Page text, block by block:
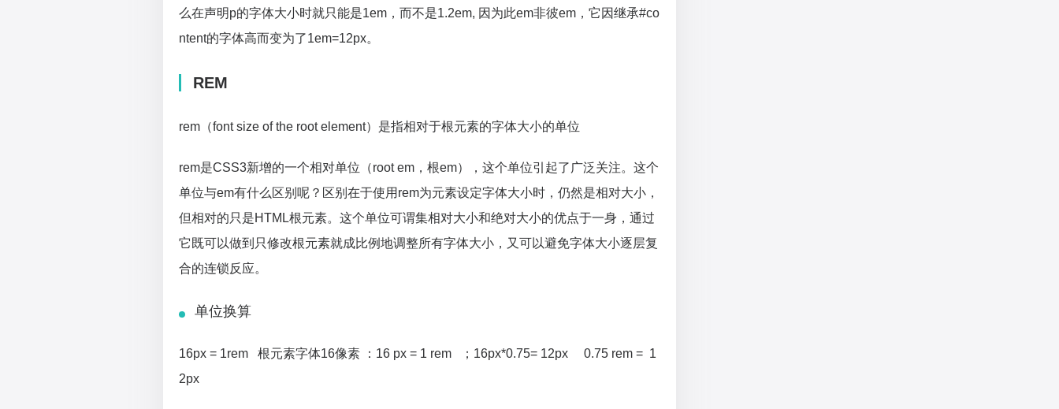
么在声明p的字体大小时就只能是1em，而不是1.2em, 因为此em非彼em，它因继承#co
ntent的字体高而变为了1em=12px。
REM
rem（font size of the root element）是指相对于根元素的字体大小的单位
rem是CSS3新增的一个相对单位（root em，根em），这个单位引起了广泛关注。这个
单位与em有什么区别呢？区别在于使用rem为元素设定字体大小时，仍然是相对大小，
但相对的只是HTML根元素。这个单位可谓集相对大小和绝对大小的优点于一身，通过
它既可以做到只修改根元素就成比例地调整所有字体大小，又可以避免字体大小逐层复
合的连锁反应。
单位换算
16px = 1rem 根元素字体16像素 ：16 px = 1 rem ；16px*0.75= 12px 0.75 rem = 1
2px